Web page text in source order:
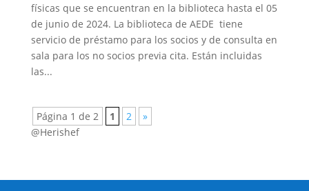
físicas que se encuentran en la biblioteca hasta el 05
de junio de 2024. La biblioteca de AEDE tiene
servicio de préstamo para los socios y de consulta en
sala para los no socios previa cita. Están incluidas
las...
Página 1 de 2 1 2
»
@Herishef